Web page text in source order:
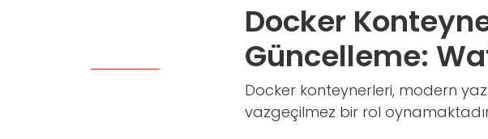
Docker
Güncelleme:
Docker konteynerleri, modern
vazgeçilmez bir rol